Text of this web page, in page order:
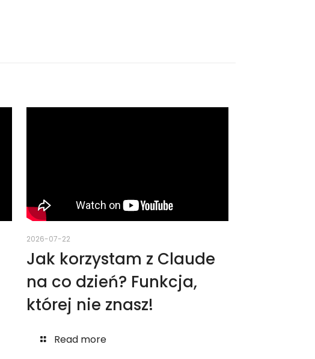
2026-07-22
Jak korzystam z Claude
na co dzień? Funkcja,
której nie znasz!
Read more